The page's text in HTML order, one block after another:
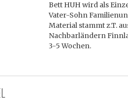
Bett HUH wird als
Vater-Sohn
Material stammt z.T.
Nachbarländern
3-5 Wochen.